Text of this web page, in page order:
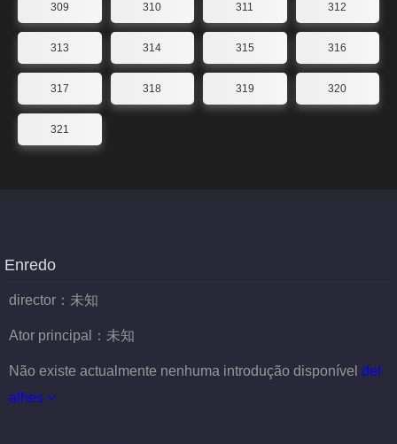
309 310 311 312
313 314 315 316
317 318 319 320
321
Enredo
director： 未知
Ator principal： 未知
Não existe actualmente nenhuma introdução disponível det
alhes